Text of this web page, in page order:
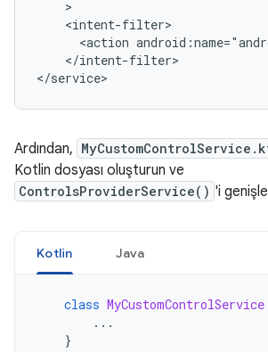
<action
</intent-filter>
Ardından,
Kotlin dosyası oluşturun ve
ControlsProviderService() 'i
Kotlin Java
class MyCustomControlService
...
}